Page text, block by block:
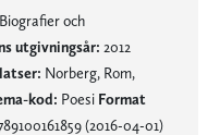
Biografier och
utgivningsår: 2012
Norberg, Rom,
kod: Poesi Format
(2016-04-01)